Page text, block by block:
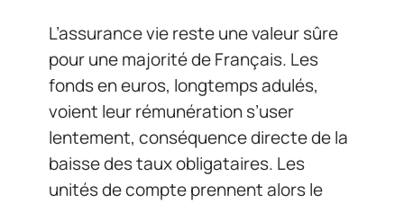
L’assurance vie reste une valeur sûre
pour une majorité de Français. Les
fonds en euros, longtemps adulés,
voient leur rémunération s’user
lentement, conséquence directe de la
baisse des taux obligataires. Les
unités de compte prennent alors le